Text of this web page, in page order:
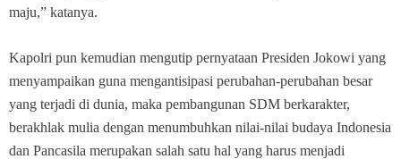
maju,” katanya.
Kapolri pun kemudian mengutip pernyataan Presiden Jokowi yang
menyampaikan guna mengantisipasi perubahan-perubahan besar
yang terjadi di dunia, maka pembangunan SDM berkarakter,
berakhlak mulia dengan menumbuhkan nilai-nilai budaya Indonesia
dan Pancasila merupakan salah satu hal yang harus menjadi